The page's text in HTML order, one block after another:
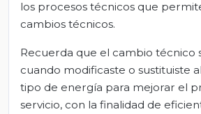
los procesos técnicos que
cambios técnicos.
Recuerda que el cambio técnico
cuando modificaste o sustituiste
tipo de energía para mejorar el
servicio, con la finalidad de